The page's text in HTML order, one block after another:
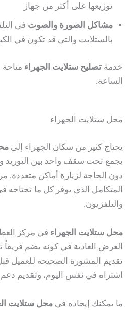
توزيعها على أكثر من جهاز
مشاكل الصورة والصوت في
بالستلايت والتي قد تكون في
خدمة تصليح ستلايت الجهراء
الساعة.
محل ستلايت الجهراء
يحتاج كثير من سكان الجهراء إلى
يجمع تحت سقف واحد بين التوريد
دون الحاجة لزيارة أماكن متعددة.
المتكامل الذي يوفر كل ما تحتاجه
والتلفزيون.
محل ستلايت الجهراء في مركز
العرض العادية في كونه يضم فريقاً
تقديم المشورة الصحيحة للعميل
اشتراه في نفس اليوم، وتقديم دعم
ما يمكنك إيجاده في محل ستلايت